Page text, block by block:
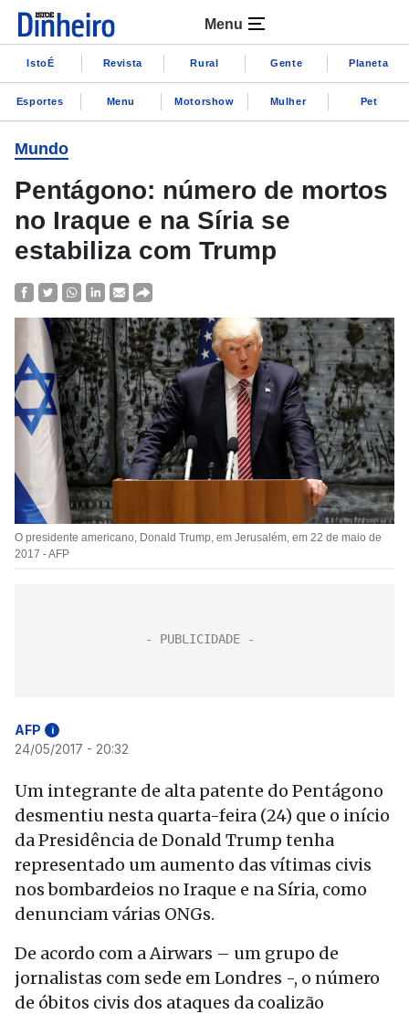
Menu
IstoÉ Revista Rural Gente Planeta
Esportes Menu Motorshow Mulher Pet
Mundo
Pentágono: número de mortos
no Iraque e na Síria se
estabiliza com Trump
O presidente americano, Donald Trump, em Jerusalém, em 22 de maio de
2017 - AFP
AFP i
24/05/2017 - 20:32
Um integrante de alta patente do Pentágono
desmentiu nesta quarta-feira (24) que o início
da Presidência de Donald Trump tenha
representado um aumento das vítimas civis
nos bombardeios no Iraque e na Síria, como
denunciam várias ONGs.
De acordo com a Airwars – um grupo de
jornalistas com sede em Londres -, o número
de óbitos civis dos ataques da coalizão